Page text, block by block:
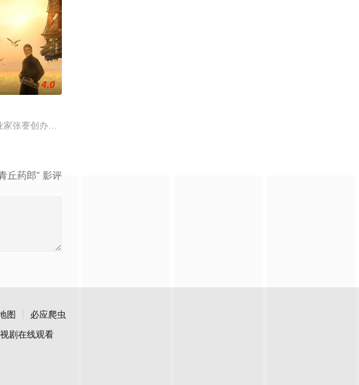
世相恋遭他任务背叛
传指令要求真打实抗，虽引发哗然，却获赏识调任39
4.0
家张謇创办大生企业，实业报国的故事。甲午战争后，国家蒙羞，张謇虽高中状元，却渴
丘药郎” 影评
图
必应爬虫
剧在线观看